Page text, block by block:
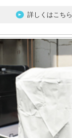
詳しくはこちら